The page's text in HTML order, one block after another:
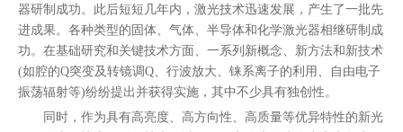
器研制成功。此后短短几年内，激光技术迅速发展，产生了一批先
进成果。各种类型的固体、气体、半导体和化学激光器相继研制成
功。在基础研究和关键技术方面、一系列新概念、新方法和新技术
(如腔的Q突变及转镜调Q、行波放大、铼系离子的利用、自由电子
振荡辐射等)纷纷提出并获得实施，其中不少具有独创性。
同时，作为具有高亮度、高方向性、高质量等优异特性的新光